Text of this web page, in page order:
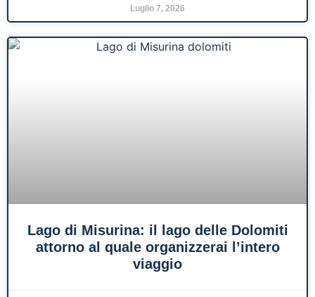
Luglio 7, 2026
Lago di Misurina: il lago delle Dolomiti
attorno al quale organizzerai l’intero
viaggio